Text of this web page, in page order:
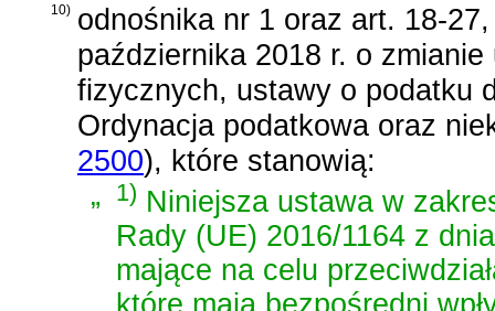
10) odnośnika nr 1 oraz art. 18-
października 2018 r. o
fizycznych, ustawy o podatku
Ordynacja podatkowa oraz
2500), które stanowią:
„ 1) Niniejsza ustawa w
Rady (UE) 2016/1164 z
mające na celu
które mają bezpośredni